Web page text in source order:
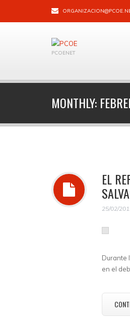
PCOENET
MONTHLY:
EL
25/02/
Durante
en el